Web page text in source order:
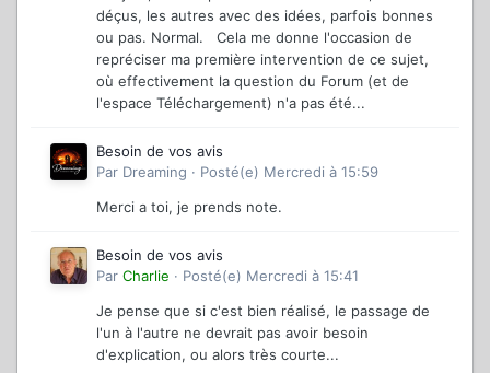
déçus, les autres avec des idées, parfois bonnes
ou pas. Normal. Cela me donne l'occasion de
repréciser ma première intervention de ce sujet,
où effectivement la question du Forum (et de
l'espace Téléchargement) n'a pas été...
Besoin de vos avis
Par Dreaming · Posté(e) Mercredi à 15:59
Merci a toi, je prends note.
Besoin de vos avis
Par Charlie · Posté(e) Mercredi à 15:41
Je pense que si c'est bien réalisé, le passage de
l'un à l'autre ne devrait pas avoir besoin
d'explication, ou alors très courte...